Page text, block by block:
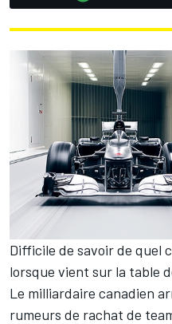
Difficile de savoir de quel
lorsque vient sur la table
Le milliardaire canadien
rumeurs de rachat de